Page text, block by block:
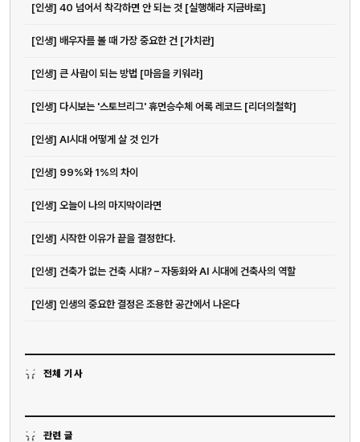
[인생] 40 넘어서 착각하면 안 되는 것 [실행해라 지금바로]
[인생] 배우자를 볼 때 가장 중요한 건 [가치관]
[인생] 큰 사람이 되는 방법 [마음을 키워라]
[인생] 다시보는 '스토브리그' 휴먼승수체 어록 레코드 [리더의철학]
[인생] AI시대 어떻게 살 것 인가
[인생] 99%와 1%의 차이
[인생] 오늘이 나의 마지막이라면
[인생] 시작한 이유가 끝을 결정한다.
[인생] 건축가 없는 건축 시대? – 자동화와 AI 시대에 건축사의 역할
[인생] 인생의 중요한 결정은 조용한 공간에서 나온다
전체 기사
관련 글